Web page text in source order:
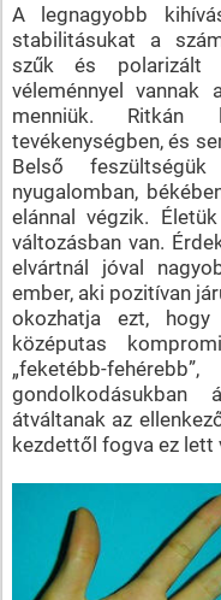
A legnagyobb
stabilitásukat a
szűk és polarizált
véleménnyel vannak
menniük. Ritkán
tevékenységben, és
Belső
nyugalomban,
elánnal végzik.
változásban van.
elvártnál jóval
ember, aki pozitívan
okozhatja ezt,
középutas
„feketébb-
gondolkodásukban
átváltanak az
kezdettől fogva ez lett